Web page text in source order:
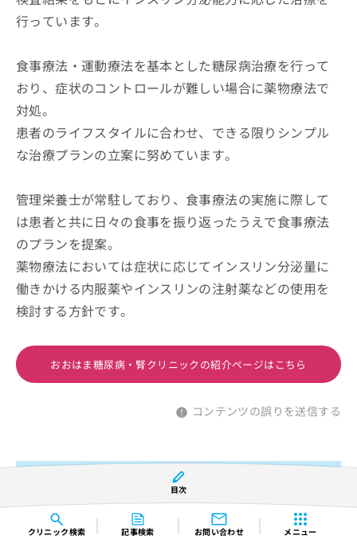
クリニック検索 記事検索 お問い合わせ メニュー
行っています。
食事療法・運動療法を基本とした糖尿病治療を行って
おり、症状のコントロールが難しい場合に薬物療法で
対処。
患者のライフスタイルに合わせ、できる限りシンプル
な治療プランの立案に努めています。
管理栄養士が常駐しており、食事療法の実施に際して
は患者と共に日々の食事を振り返ったうえで食事療法
のプランを提案。
薬物療法においては症状に応じてインスリン分泌量に
働きかける内服薬やインスリンの注射薬などの使用を
検討する方針です。
おおはま糖尿病・腎クリニックの紹介ページはこちら
コンテンツの誤りを送信する
小手指タワークリニック
目次